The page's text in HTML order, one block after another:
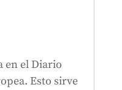
en el Diario
Esto sirve